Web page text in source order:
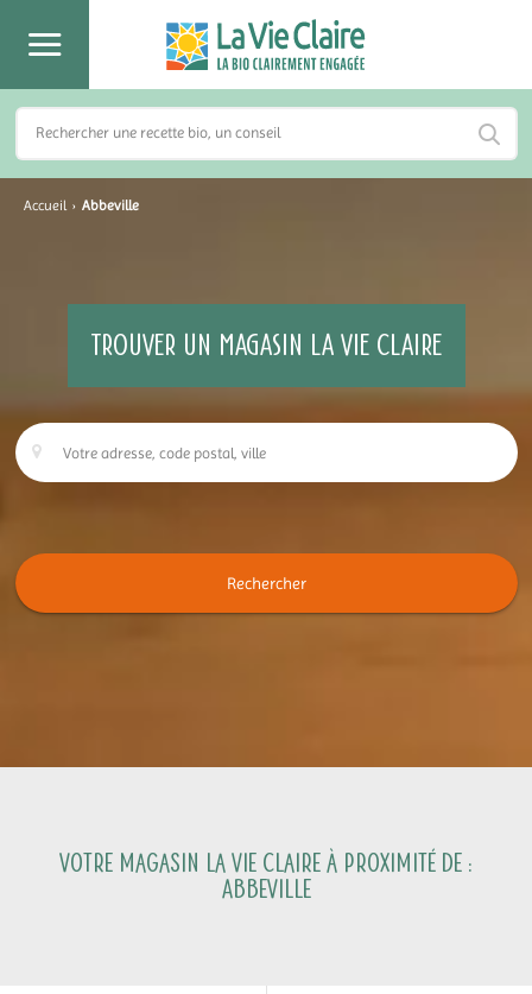
Accueil › Abbeville
TROUVER UN MAGASIN LA VIE CLAIRE
Rechercher
Votre magasin La Vie Claire à proximité de :
Abbeville